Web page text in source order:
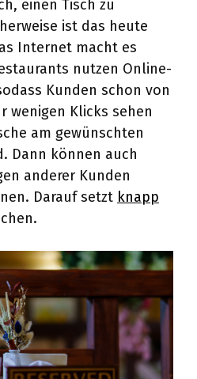
einen Tisch zu
ist das heute
Internet macht es
nutzen Online-
Kunden schon von
wenigen Klicks sehen
am gewünschten
Dann können auch
anderer Kunden
Darauf setzt knapp